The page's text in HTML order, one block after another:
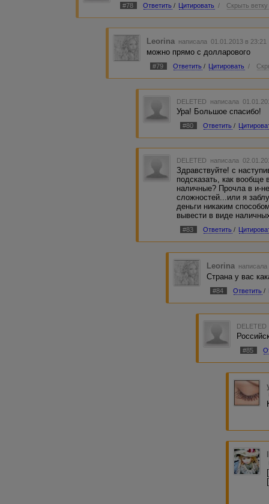
#78 Ответить / Цитировать / Скрыть ветку
Leorina написала 01.01.2013 в
можно прямо с долларового
#79 Ответить / Цитировать /
DELETED написала
Ура! Большое спасибо!
#80 Ответить /
DELETED написала
Здравствуйте! с
подсказать, как вообще
наличные? Прочла в и-
сложностей...или я
деньги никаким
вывести в виде
#83 Ответить /
Leorina
Страна у вас
#84 Ответить /
DELETED
#85
[
[